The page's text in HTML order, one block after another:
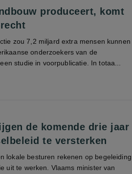
produceert, komt
zou 7,2 miljard extra mensen kunnen
onderzoekers van de
studie in voorpublicatie. In totaa...
de komende drie jaar
te versterken
lokale besturen rekenen op begeleiding
uit te werken. Vlaams minister van